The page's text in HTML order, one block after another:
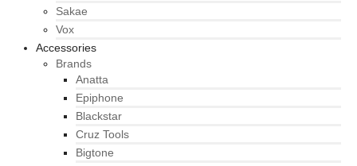
Sakae
Vox
Accessories
Brands
Anatta
Epiphone
Blackstar
Cruz Tools
Bigtone